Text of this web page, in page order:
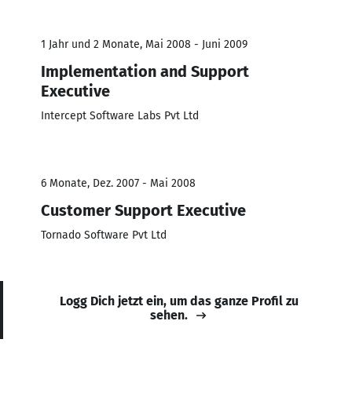
1 Jahr und 2 Monate, Mai 2008 - Juni 2009
Implementation and Support
Executive
Intercept Software Labs Pvt Ltd
6 Monate, Dez. 2007 - Mai 2008
Customer Support Executive
Tornado Software Pvt Ltd
Logg Dich jetzt ein, um das ganze Profil zu
sehen.